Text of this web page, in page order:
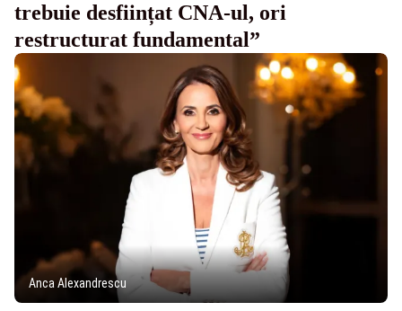
trebuie desființat CNA-ul, ori
restructurat fundamental”
Anca Alexandrescu